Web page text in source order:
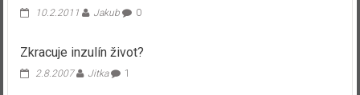
10.2.2011 Jakub 0
Zkracuje inzulín život?
2.8.2007 Jitka 1